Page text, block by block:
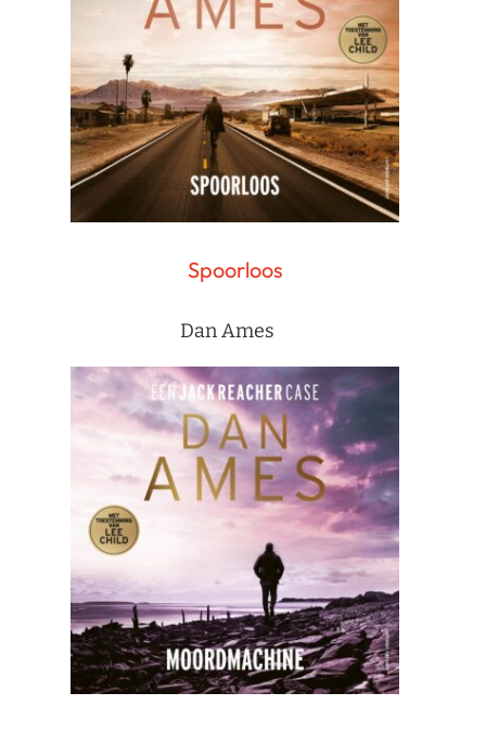
Spoorloos
Dan Ames